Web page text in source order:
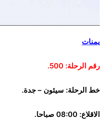
يمنات
رقم الرحلة: 500.
خط الرحلة: سيئون – جدة.
الاقلاع: 08:00 صباحا.